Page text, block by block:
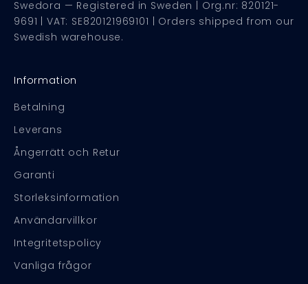
Swedora — Registered in Sweden | Org.nr: 820121-
9691 | VAT: SE820121969101 | Orders shipped from our
Swedish warehouse.
Information
Betalning
Leverans
Ångerrätt och Retur
Garanti
Storleksinformation
Användarvillkor
Integritetspolicy
Vanliga frågor